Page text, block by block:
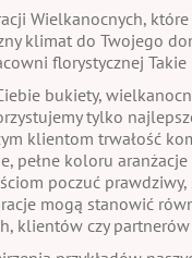
Wielkanocnych,
klimat do Twojego
florystycznej
bukiety,
tylko
klientom trwałość
pełne koloru
poczuć prawdziwy,
mogą stanowić
klientów czy